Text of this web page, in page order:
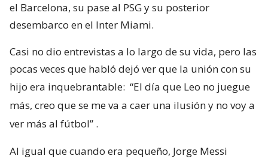
el Barcelona, su pase al PSG y su posterior
desembarco en el Inter Miami.
Casi no dio entrevistas a lo largo de su vida, pero las
pocas veces que habló dejó ver que la unión con su
hijo era inquebrantable: “El día que Leo no juegue
más, creo que se me va a caer una ilusión y no voy a
ver más al fútbol” .
Al igual que cuando era pequeño, Jorge Messi